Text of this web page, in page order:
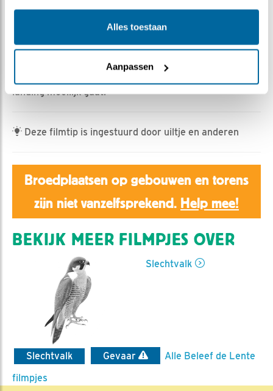
Alles toestaan
Aanpassen
Van 2 tot half 8 is vrouw constant in paniek.
Er is een agressieve vreemde vrouw. Man bemoeit er
landing moeilijk gaat.
Deze filmtip is ingestuurd door uiltje en anderen
Broedplaatsen op gebouwen en torens
zijn niet vanzelfsprekend. Help mee!
BEKIJK MEER FILMPJES OVER
Slechtvalk
Slechtvalk Gevaar
Alle Beleef de Lente
filmpjes